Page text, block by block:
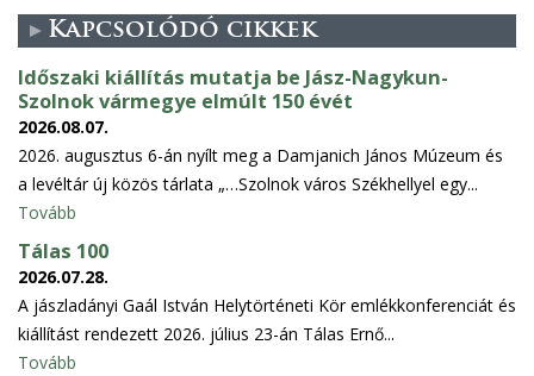
Kapcsolódó cikkek
Időszaki kiállítás mutatja be Jász-Nagykun-
Szolnok vármegye elmúlt 150 évét
2026.08.07.
2026. augusztus 6-án nyílt meg a Damjanich János Múzeum és
a levéltár új közös tárlata „…Szolnok város Székhellyel egy...
Tovább
Tálas 100
2026.07.28.
A jászladányi Gaál István Helytörténeti Kör emlékkonferenciát és
kiállítást rendezett 2026. július 23-án Tálas Ernő...
Tovább